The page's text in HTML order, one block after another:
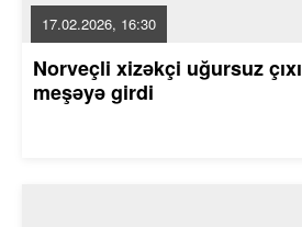
17.02.2026, 16:30
Norveçli xizəkçi uğursuz
meşəyə girdi